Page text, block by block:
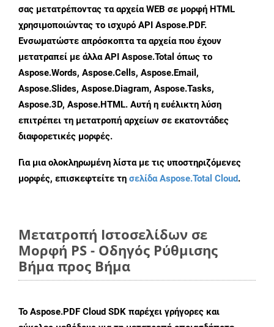
σας μετατρέποντας τα αρχεία WEB σε μορφή HTML
χρησιμοποιώντας το ισχυρό API Aspose.PDF.
Ενσωματώστε απρόσκοπτα τα αρχεία που έχουν
μετατραπεί με άλλα API Aspose.Total όπως το
Aspose.Words, Aspose.Cells, Aspose.Email,
Aspose.Slides, Aspose.Diagram, Aspose.Tasks,
Aspose.3D, Aspose.HTML. Αυτή η ευέλικτη λύση
επιτρέπει τη μετατροπή αρχείων σε εκατοντάδες
διαφορετικές μορφές.
Για μια ολοκληρωμένη λίστα με τις υποστηριζόμενες
μορφές, επισκεφτείτε τη σελίδα Aspose.Total Cloud.
Μετατροπή Ιστοσελίδων σε
Μορφή PS - Οδηγός Ρύθμισης
Βήμα προς Βήμα
Το Aspose.PDF Cloud SDK παρέχει γρήγορες και